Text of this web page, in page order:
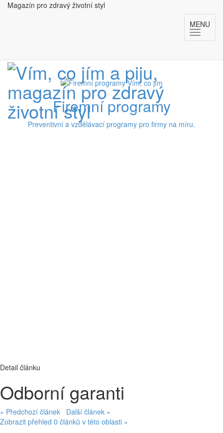
Magazín pro zdravý životní styl
MENU
Firemní programy
Preventivní a vzdělávací programy pro firmy na míru.
Detail článku
Odborní garanti
« Předchozí článek
Další článek »
Zobrazit přehled 0 článků v této oblasti »